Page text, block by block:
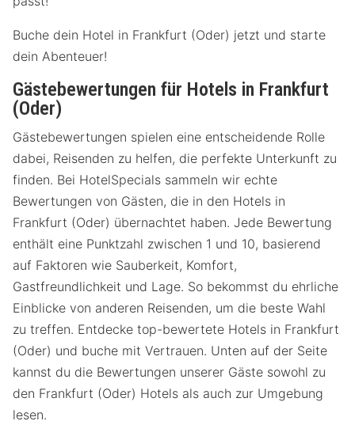
Buche dein Hotel in Frankfurt (Oder) jetzt und starte
dein Abenteuer!
Gästebewertungen für Hotels in Frankfurt
(Oder)
Gästebewertungen spielen eine entscheidende Rolle
dabei, Reisenden zu helfen, die perfekte Unterkunft zu
finden. Bei HotelSpecials sammeln wir echte
Bewertungen von Gästen, die in den Hotels in
Frankfurt (Oder) übernachtet haben. Jede Bewertung
enthält eine Punktzahl zwischen 1 und 10, basierend
auf Faktoren wie Sauberkeit, Komfort,
Gastfreundlichkeit und Lage. So bekommst du ehrliche
Einblicke von anderen Reisenden, um die beste Wahl
zu treffen. Entdecke top-bewertete Hotels in Frankfurt
(Oder) und buche mit Vertrauen. Unten auf der Seite
kannst du die Bewertungen unserer Gäste sowohl zu
den Frankfurt (Oder) Hotels als auch zur Umgebung
lesen.